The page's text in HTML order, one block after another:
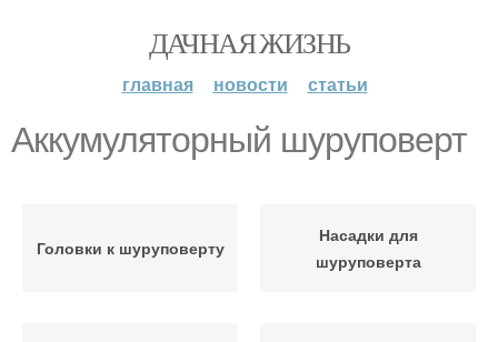
ДАЧНАЯ ЖИЗНЬ
главная новости статьи
Аккумуляторный шуруповерт
Головки к шуруповерту
Насадки для
шуруповерта